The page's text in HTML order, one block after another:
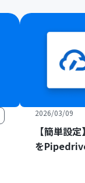
2026/03/09
【簡単設
を